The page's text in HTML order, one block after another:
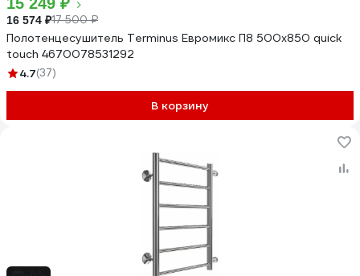
16 574 ₽17 500 ₽
Полотенцесушитель Terminus Евромикс П8 500x850 quick
touch 4670078531292
4.7(37)
В корзину